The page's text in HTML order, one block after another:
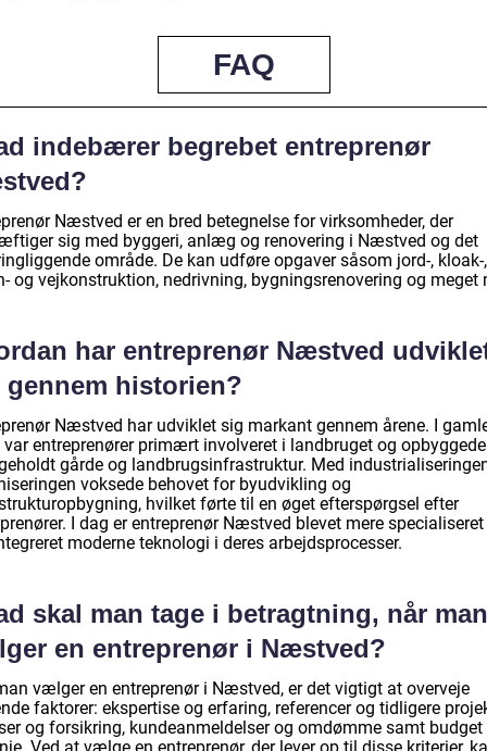
FAQ
indebærer begrebet entreprenør
Næstved er en bred betegnelse for virksomheder, der
sig med byggeri, anlæg og renovering i Næstved og det
område. De kan udføre opgaver såsom jord-, kloak-,
og vejkonstruktion, nedrivning, bygningsrenovering og meget
har entreprenør Næstved
gennem historien?
Næstved har udviklet sig markant gennem årene. I
var entreprenører primært involveret i landbruget og
gårde og landbrugsinfrastruktur. Med
voksede behovet for byudvikling og
hvilket førte til en øget efterspørgsel efter
I dag er entreprenør Næstved blevet mere
moderne teknologi i deres arbejdsprocesser.
skal man tage i betragtning, når man
en entreprenør i Næstved?
vælger en entreprenør i Næstved, er det vigtigt at overveje
faktorer: ekspertise og erfaring, referencer og tidligere
og forsikring, kundeanmeldelser og omdømme samt budget